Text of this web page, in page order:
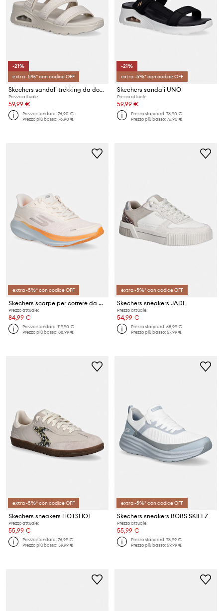
-21%
extra -5%* con codice OFF
Skechers sandali trekking da donna UNO SANDAL
Prezzo attuale:
59,99 €
Prezzo standard:76,90 €
Prezzo più basso:76,90 €
-21%
extra -5%* con codice OFF
Skechers sandali UNO
Prezzo attuale:
59,99 €
Prezzo standard:76,90 €
Prezzo più basso:76,90 €
extra -5%* con codice OFF
Skechers scarpe per correre da donna SKX AERO PULSE
Prezzo attuale:
84,99 €
Prezzo standard:119,90 €
Prezzo più basso:88,99 €
extra -5%* con codice OFF
Skechers sneakers JADE
Prezzo attuale:
54,99 €
Prezzo standard:68,99 €
Prezzo più basso:57,99 €
extra -5%* con codice OFF
Skechers sneakers HOTSHOT
Prezzo attuale:
55,99 €
Prezzo standard:76,99 €
Prezzo più basso:59,99 €
extra -5%* con codice OFF
Skechers sneakers BOBS SKILLZ
Prezzo attuale:
55,99 €
Prezzo standard:76,99 €
Prezzo più basso:59,99 €